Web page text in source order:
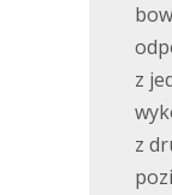
z
z